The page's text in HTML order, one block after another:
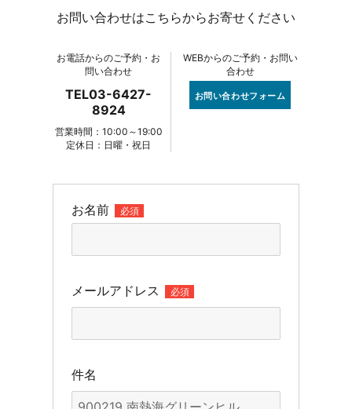
お問い合わせはこちらからお寄せください
お電話からのご予約・お
問い合わせ
TEL03-6427-
8924
営業時間：10:00～19:00
定休日：日曜・祝日
WEBからのご予約・お問い
合わせ
お問い合わせフォーム
お名前 必須
メールアドレス 必須
件名